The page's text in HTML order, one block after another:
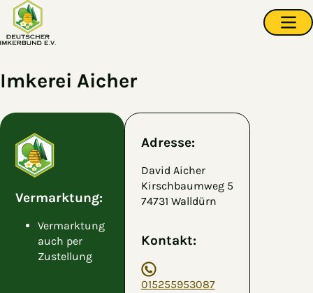
Zum Hauptinhalt springen
Imkerei Aicher
Vermarktung:
Vermarktung
auch per
Zustellung
Adresse:
David Aicher
Kirschbaumweg 5
74731 Walldürn
Kontakt:
015255953087